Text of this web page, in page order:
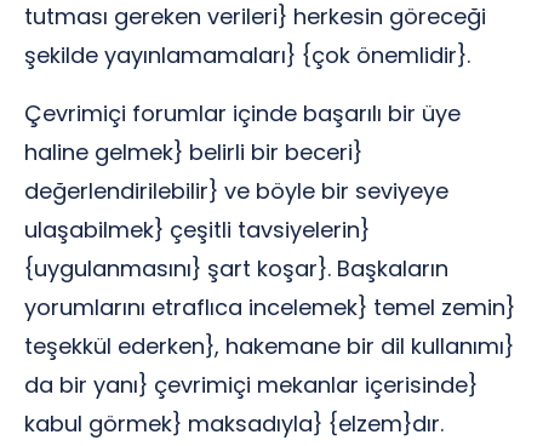
tutması gereken verileri} herkesin göreceği
şekilde yayınlamamaları} {çok önemlidir}.
Çevrimiçi forumlar içinde başarılı bir üye
haline gelmek} belirli bir beceri}
değerlendirilebilir} ve böyle bir seviyeye
ulaşabilmek} çeşitli tavsiyelerin}
{uygulanmasını} şart koşar}. Başkaların
yorumlarını etraflıca incelemek} temel zemin}
teşekkül ederken}, hakemane bir dil kullanımı}
da bir yanı} çevrimiçi mekanlar içerisinde}
kabul görmek} maksadıyla} {elzem}dır.